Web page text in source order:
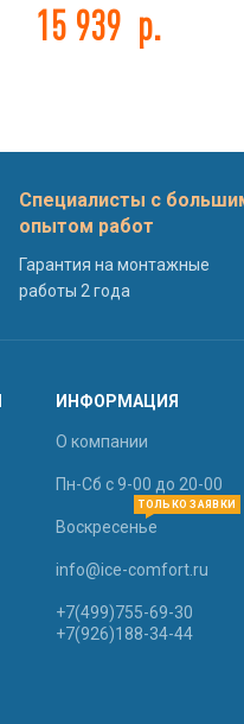
15 939 р.
Специалисты с
опытом работ
Гарантия на монтажные
работы 2 года
ИНФОРМАЦИЯ
О компании
Пн-Сб с 9-00 до 20-00
Воскресенье
ТОЛЬКО ЗАЯВКИ
info@ice-comfort.ru
+7(499)755-69-30
+7(926)188-34-44